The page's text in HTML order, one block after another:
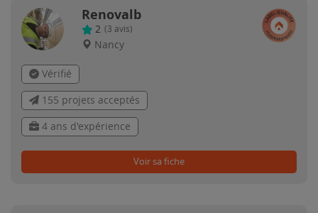
Renovalb
2 (3 avis)
Nancy
Vérifié
155 projets acceptés
4 ans d'expérience
Voir sa fiche